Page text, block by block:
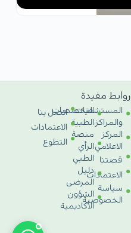
روابط مفيدة
المستشفيات
والمراكز
المركز
الاعلامي
قصتنا
الاعتمادات
سياسة
الخصوصية
التخصصات
الطبية
منصة
الرأي
الطبي
دليل
المرضى
الشؤون
الأكاديمية
اتصل بنا
الاعتمادات
التطوع